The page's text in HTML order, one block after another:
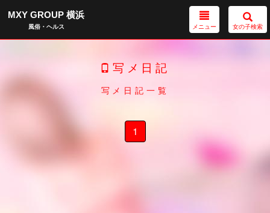
女の子検索
メニュー
MXY GROUP 横浜
風俗・ヘルス
写メ日記
写メ日記一覧
1